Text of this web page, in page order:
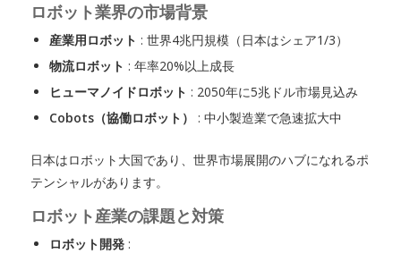
ロボット業界の市場背景
産業用ロボット : 世界4兆円規模（日本はシェア1/3）
物流ロボット : 年率20%以上成長
ヒューマノイドロボット : 2050年に5兆ドル市場見込み
Cobots（協働ロボット）
: 中小製造業で急速拡大中
日本はロボット大国であり、世界市場展開のハブになれるポ
テンシャルがあります。
ロボット産業の課題と対策
ロボット開発: